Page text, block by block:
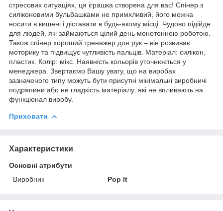
стресових ситуаціях, ця іграшка створена для вас! Спінер з
силіконовими бульбашками не примхливий, його можна
носити в кишені і діставати в будь-якому місці. Чудово підійде
для людей, які займаються цілий день монотонною роботою.
Також спінер хороший тренажер для рук – він розвиває
моторику та підвищує чутливість пальців. Матеріал: силікон,
пластик. Колір: мікс. Наявність кольорів уточнюється у
менеджера. Звертаємо Вашу увагу, що на виробах
зазначеного типу можуть бути присутні мінімальні виробничі
подряпини або не гладкість матеріалу, які не впливають на
функціонал виробу.
Приховати
Характеристики
Основні атрибути
Виробник
Pop It